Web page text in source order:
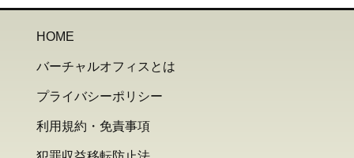
HOME
バーチャルオフィスとは
プライバシーポリシー
利用規約・免責事項